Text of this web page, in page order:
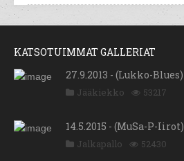
KATSOTUIMMAT GALLERIAT
27.9.2013 - (Lukko-Blues)
Jääkiekko 53217
14.5.2015 - (MuSa-P-Iirot)
Jalkapallo 52430